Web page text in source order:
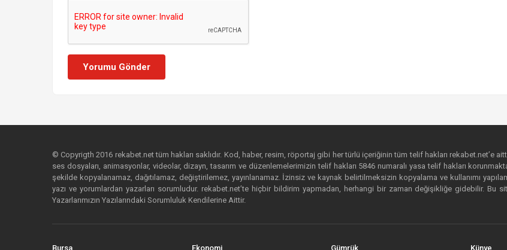
Yorumu Gönder
© Copyrigth 2016 rekabet.net tüm hakları saklıdır. Kod, haber, resim, röportaj gibi her türlü içeriğinin tüm telif hakları rekabet.net’e
ses dosyaları, animasyonlar, videolar, dizayn, tasarım ve düzenlemelerimizin telif hakları 5846 numaralı yasa telif hakları
şekilde kopyalanamaz, dağıtılamaz, değiştirilemez, yayınlanamaz. İzinsiz ve kaynak belirtilmeksizin kopyalama ve kullanımı
yazı ve yorumlardan yazarları sorumludur. rekabet.net’te hiçbir bildirim yapmadan, herhangi bir zaman değişikliğe gidebilir. Bu
Yazarlarımızın Yazılarındaki Sorumluluk Kendilerine Aittir.
Bursa Ekonomi Gümrük Künye